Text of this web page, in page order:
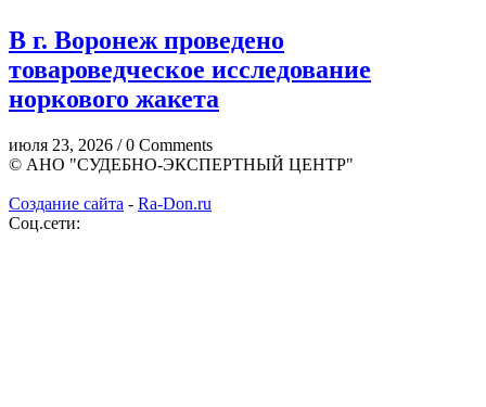
В г. Воронеж проведено
товароведческое исследование
норкового жакета
июля 23, 2026 / 0 Comments
© АНО "СУДЕБНО-ЭКСПЕРТНЫЙ ЦЕНТР"
Создание сайта - Ra-Don.ru
Соц.сети: